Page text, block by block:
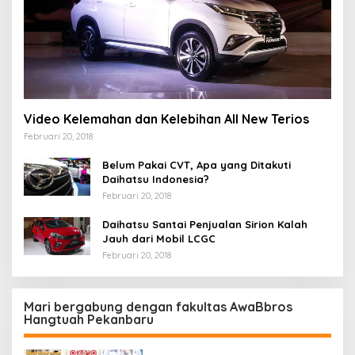
Video Kelemahan dan Kelebihan All New Terios
Februari 20, 2018
Belum Pakai CVT, Apa yang Ditakuti
Daihatsu Indonesia?
Februari 20, 2018
Daihatsu Santai Penjualan Sirion Kalah
Jauh dari Mobil LCGC
Februari 20, 2018
Mari bergabung dengan fakultas AwaBbros
Hangtuah Pekanbaru